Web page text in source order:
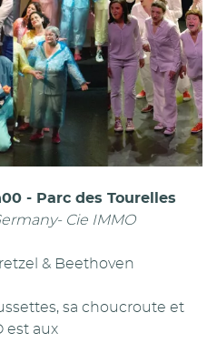
- Parc des Tourelles
Cie IMMO
& Beethoven
sa choucroute et
est aux